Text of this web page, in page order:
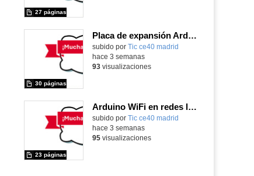
27 páginas
Placa de expansión Arduino
Contenido educativo.
subido por Tic ce40 madrid
30 páginas
hace 3 semanas
93visualizaciones
Arduino WiFi en redes locales
Contenido educativo.
subido por Tic ce40 madrid
23 páginas
hace 3 semanas
95visualizaciones